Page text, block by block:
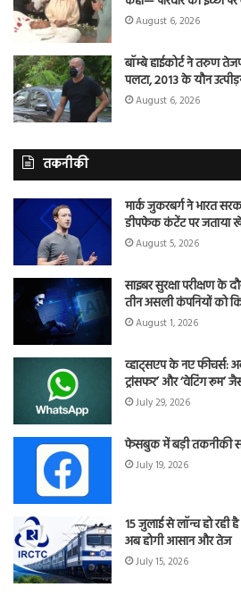
August 6, 2026
बॉम्बे हाईकोर्ट ने तरुण
पलटा, 2013 के यौन
August 6, 2026
तकनीकी
मार्क जुकरबर्ग ने भारत
डीपफेक कंटेंट पर जताया
August 5, 2026
साइबर सुरक्षा परीक्षण के
तीन असली कंपनियों को
August 1, 2026
व्हाट्सएप के नए फीचर्स:
ट्रांसफर’ और ‘वेटिंग रूम’
July 29, 2026
फेसबुक में बड़ी तकनीकी
July 19, 2026
15 जुलाई से लॉन्च हो रही
अब होगी आसान और तेज
July 15, 2026